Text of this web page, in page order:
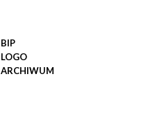
BIP
LOGO
ARCHIWUM